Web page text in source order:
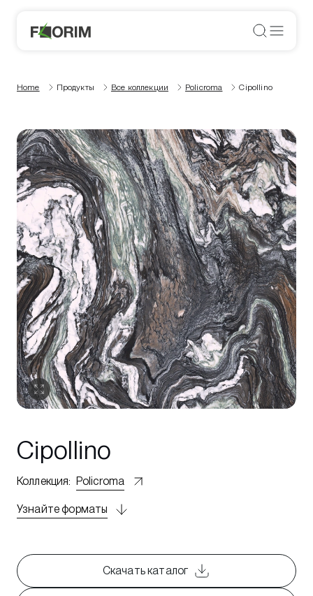
Home Продукты Все коллекции Policroma Cipollino
Cipollino
Коллекция: Policroma
Узнайте форматы
Скачать каталог